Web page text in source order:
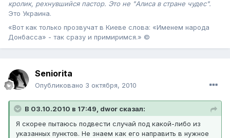
кролик, рехнувшийся пастор. Это не "Алиса в стране чудес".
Это Украина .
«Вот как только прозвучат в Киеве слова: «Именем народа
Донбасса» - так сразу и примиримся.» ©
Seniorita
Опубликовано 3 октября, 2010
В 03.10.2010 в 17:49, dwor сказал:
Я скорее пытаюсь подвести случай под какой-либо из
указанных пунктов. Не знаем как его направить в нужное